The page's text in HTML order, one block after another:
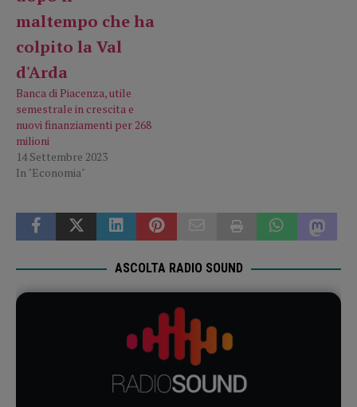
Banca di Piacenza, utile
semestrale in crescita e
nuovi finanziamenti per 268
milioni
14 Settembre 2023
In "Economia"
ASCOLTA RADIO SOUND